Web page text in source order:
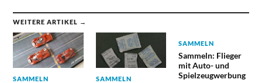
WEITERE ARTIKEL →
SAMMELN SAMMELN
SAMMELN
Sammeln: Flieger
mit Auto- und
Spielzeugwerbung